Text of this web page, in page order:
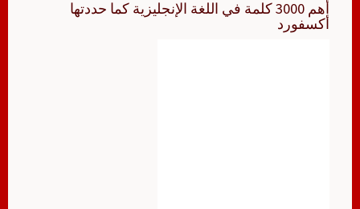
أهم 3000 كلمة في اللغة الإنجليزية كما حددتها
أكسفورد